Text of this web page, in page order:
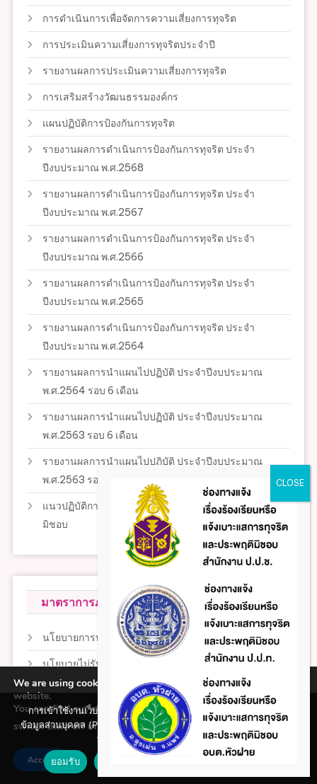
การดำเนินการเพื่อจัดการความเสี่ยงการทุจริต
การประเมินความเสี่ยงการทุจริตประจำปี
รายงานผลการประเมินความเสี่ยงการทุจริต
การเสริมสร้างวัฒนธรรมองค์กร
แผนปฏิบัติการป้องกันการทุจริต
รายงานผลการดำเนินการป้องกันการทุจริต ประจำ
ปีงบประมาณ พ.ศ.2568
รายงานผลการดำเนินการป้องกันการทุจริต ประจำ
ปีงบประมาณ พ.ศ.2567
รายงานผลการดำเนินการป้องกันการทุจริต ประจำ
ปีงบประมาณ พ.ศ.2566
รายงานผลการดำเนินการป้องกันการทุจริต ประจำ
ปีงบประมาณ พ.ศ.2565
รายงานผลการดำเนินการป้องกันการทุจริต ประจำ
ปีงบประมาณ พ.ศ.2564
รายงานผลการนำแผนไปปฏิบัติ ประจำปีงบประมาณ
พ.ศ.2564 รอบ 6 เดือน
รายงานผลการนำแผนไปปฏิบัติ ประจำปีงบประมาณ
พ.ศ.2563 รอบ 6 เดือน
รายงานผลการนำแผนไปปฏิบัติ ประจำปีงบประมาณ
พ.ศ.2563 รอบ 12 เดือน
แนวปฏิบัติการจัดการเรื่องร้องเรียนการทุจริตและประพฤติ
มิชอบ
มาตราการภายในป้องกันการทุจริต
นโยบายการบริหารจัดการความเสี่ยง
นโยบายไม่รับของขวัญ (No Gift Policy)
รายงานผลตามโยบาย No Gift Policy
การสร้างวัฒนธรรม No Gift Policy
มาตรการส่งเสริมคุณธรรมและความโปร่งใสภายในหน่วย
งาน
We are using cookies to give you the best experience on our
website.
You can find out more about which cookies we are using or
switch them off in
settings.
Accept
การเข้าใช้งานเว็บไซต์แห่งนี้ถือว่าท่านรับทราบใน นโยบายคุ้มครอง
ข้อมูลส่วนบุคคล (Privacy policy) และ นโยบายคุกกี้ (Cookie policy)
ที่ทางหน่วยงานได้จัดทำขึ้นแล้ว
ยอมรับ